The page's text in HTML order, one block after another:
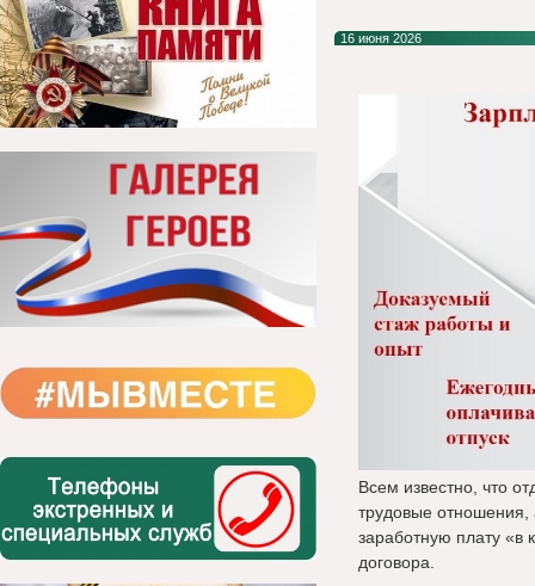
16 июня 2026
Всем известно, что
трудовые отношения,
заработную плату «в
договора.